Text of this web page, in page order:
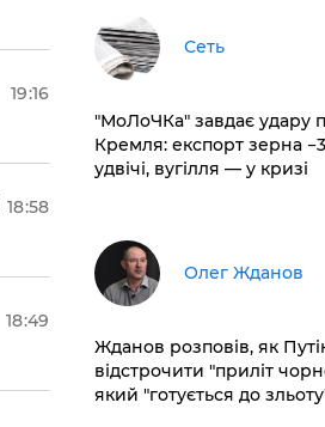
19:16
18:58
18:49
Сеть
​"МоЛоЧКа" завдає удару
Кремля: експорт зерна
удвічі, вугілля — у кризі
Олег Жданов
Жданов розповів, як
відстрочити "приліт
який "готується до